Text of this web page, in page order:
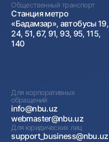
Общественный транспорт
Станция метро
«Бадамзар», автобусы 19,
24, 51, 67, 91, 93, 95, 115,
140
Для корпоративных
обращений
info@nbu.uz
webmaster@nbu.uz
Для юридических лиц
support_business@nbu.uz